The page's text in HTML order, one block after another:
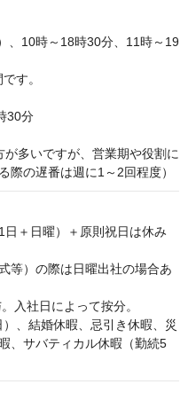
、10時～18時30分、11時～19
す。
30分
多いですが、営業期や役割に
際の遅番は週に1～2回程度）
日＋日曜）＋原則祝日は休み
等）の際は日曜出社の場合あ
入社日によって按分。
、結婚休暇、忌引き休暇、災
、サバティカル休暇（勤続5